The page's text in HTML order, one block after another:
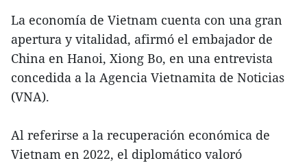
La economía de Vietnam cuenta con una gran
apertura y vitalidad, afirmó el embajador de
China en Hanoi, Xiong Bo, en una entrevista
concedida a la Agencia Vietnamita de Noticias
(VNA).
Al referirse a la recuperación económica de
Vietnam en 2022, el diplomático valoró